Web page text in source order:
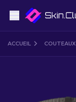
Pistolets
ACCUEIL COUTEAUX